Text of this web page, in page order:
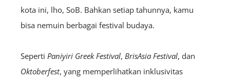
kota ini, lho, SoB. Bahkan setiap tahunnya, kamu
bisa nemuin berbagai festival budaya.
Seperti Paniyiri Greek Festival, BrisAsia Festival, dan
Oktoberfest, yang memperlihatkan inklusivitas